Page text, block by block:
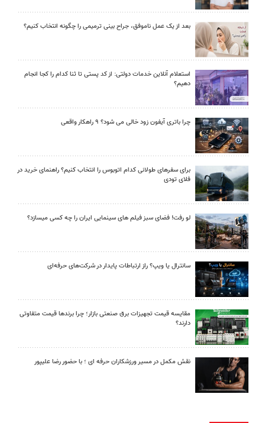
بعد از یک عمل ناموفق، جراح بینی ترمیمی را چگونه انتخاب کنیم؟
استعلام آنلاین خدمات دولتی: از کد پستی تا ثنا کدام را کجا انجام
دهیم؟
چرا باتری آیفون زود خالی می شود؟ ۹ راهکار واقعی
برای سفرهای طولانی کدام اتوبوس را انتخاب کنیم؟ راهنمای خرید در
فلای تودی
لو رفت! فضای سبز فیلم های سینمایی ایران را چه کسی میسازد؟
سانترال یا ویپ؟ راز ارتباطات پایدار در شرکت‌های حرفه‌ای
مقایسه قیمت تجهیزات برق صنعتی بازار؛ چرا برندها قیمت متفاوتی
دارند؟
نقش مکمل در مسیر ورزشکاران حرفه ای ؛ با حضور رضا علیپور